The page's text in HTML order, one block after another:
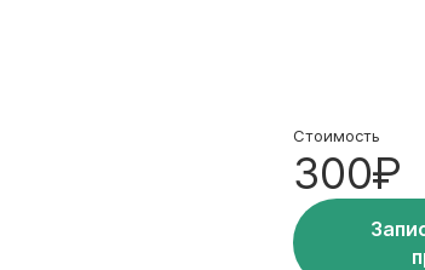
Стоимость
300₽